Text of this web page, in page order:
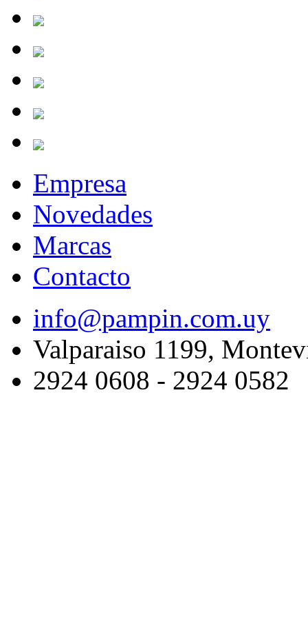
Empresa
Novedades
Marcas
Contacto
info@pampin.com.uy
Valparaiso 1199,
2924 0608 - 2924 0582